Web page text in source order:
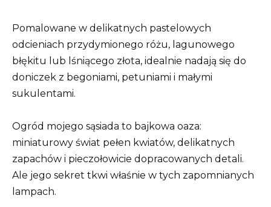
Pomalowane w delikatnych pastelowych
odcieniach przydymionego różu, lagunowego
błękitu lub lśniącego złota, idealnie nadają się do
doniczek z begoniami, petuniami i małymi
sukulentami.
Ogród mojego sąsiada to bajkowa oaza:
miniaturowy świat pełen kwiatów, delikatnych
zapachów i pieczołowicie dopracowanych detali.
Ale jego sekret tkwi właśnie w tych zapomnianych
lampach.